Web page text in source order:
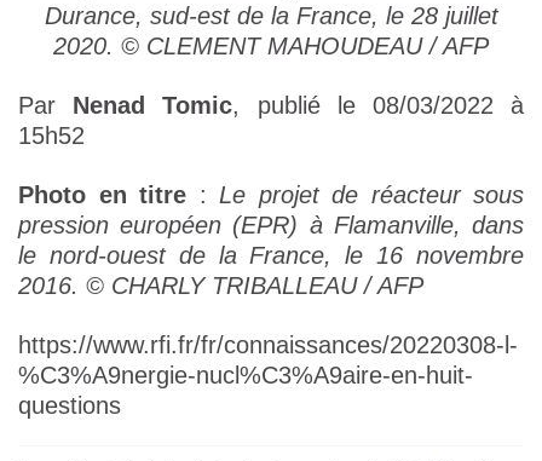
Durance, sud-est de la France, le 28 juillet
2020. © CLEMENT MAHOUDEAU / AFP
Par Nenad Tomic, publié le 08/03/2022 à
15h52
Photo en titre : Le projet de réacteur sous
pression européen (EPR) à Flamanville, dans
le nord-ouest de la France, le 16 novembre
2016. © CHARLY TRIBALLEAU / AFP
https://www.rfi.fr/fr/connaissances/20220308-l-
%C3%A9nergie-nucl%C3%A9aire-en-huit-
questions